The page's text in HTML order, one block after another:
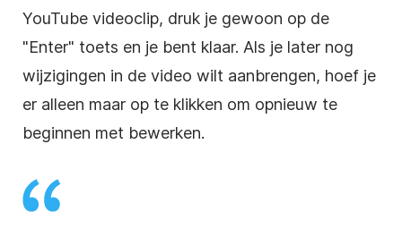
YouTube videoclip, druk je gewoon op de
"Enter" toets en je bent klaar. Als je later nog
wijzigingen in de video wilt aanbrengen, hoef je
er alleen maar op te klikken om opnieuw te
beginnen met bewerken.